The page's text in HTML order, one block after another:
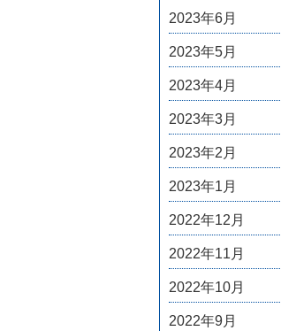
2023年6月
2023年5月
2023年4月
2023年3月
2023年2月
2023年1月
2022年12月
2022年11月
2022年10月
2022年9月